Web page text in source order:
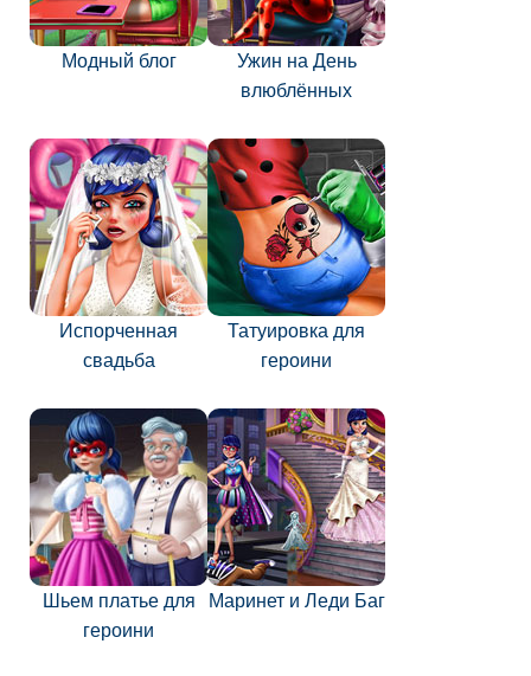
Модный блог
Ужин на День
влюблённых
Испорченная
свадьба
Татуировка для
героини
Шьем платье для
героини
Маринет и Леди Баг